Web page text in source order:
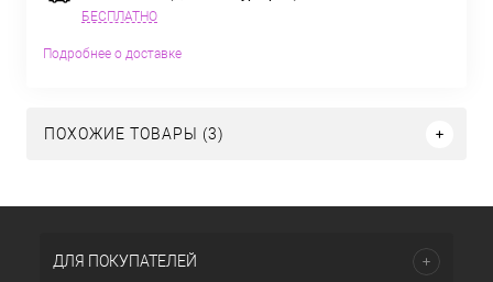
БЕСПЛАТНО
Подробнее о доставке
ПОХОЖИЕ ТОВАРЫ (3)
ДЛЯ ПОКУПАТЕЛЕЙ